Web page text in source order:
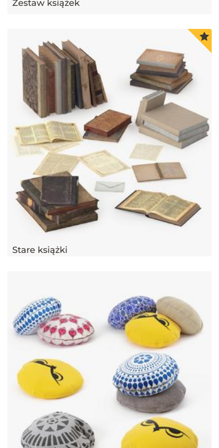
Zestaw książek
Stare książki